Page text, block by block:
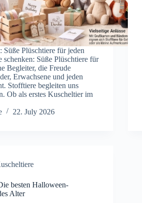
Süße Plüschtiere für jeden
Süße Plüschtiere für
Begleiter, die Freude
Erwachsene und jeden
Stofftiere begleiten uns
Ob als erstes Kuscheltier im
22. July 2026
besten Halloween-
Alter